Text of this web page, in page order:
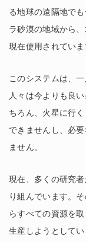
る地球の遠隔地で
ラ砂漠の地域から
現在使用されていま
このシステムは、
人々は今よりも良
ちろん、火星に行
できませんし、必
ません。
現在、多くの研究
り組んでいます。
らすべての資源を
生産しようとしてい